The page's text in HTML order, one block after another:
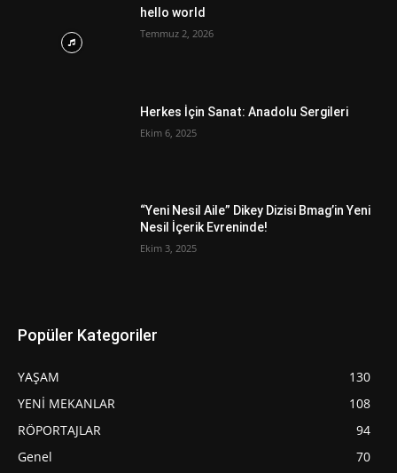
hello world
Temmuz 2, 2026
Herkes İçin Sanat: Anadolu Sergileri
Ekim 6, 2025
“Yeni Nesil Aile” Dikey Dizisi Bmag’in Yeni
Nesil İçerik Evreninde!
Ekim 3, 2025
Popüler Kategoriler
YAŞAM
130
YENİ MEKANLAR
108
RÖPORTAJLAR
94
Genel
70